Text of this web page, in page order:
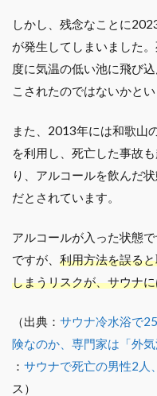
しかし、残念なことに
が発生してしまいました
度に気温の低い池に飛び
こされたのではないかとい
また、2013年には和歌山
を利用し、死亡した事故
り、アルコールを飲んだ
だとされています。
アルコールが入った状態
ですが、 利用方法を誤る
しまうリスクが、サウナ
（出典： サウナ冷水浴で
険なのか、専門家は「外気
： サウナで死亡の男性2人
ス）